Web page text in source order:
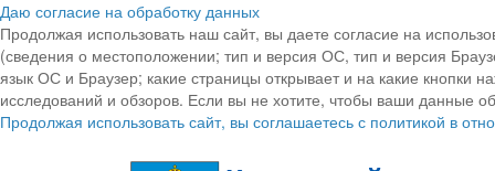
Даю согласие на обработку данных
Продолжая использовать наш сайт, вы даете согласие на
(сведения о местоположении; тип и версия ОС, тип и версия
язык ОС и Браузер; какие страницы открывает и на какие кнопки
исследований и обзоров. Если вы не хотите, чтобы ваши данные
Продолжая использовать сайт, вы соглашаетесь с политикой в